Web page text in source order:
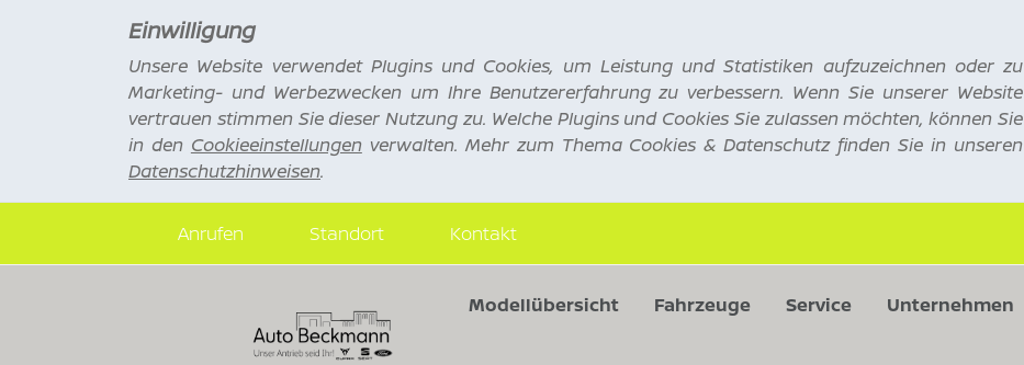
Anrufen Standort Kontakt
Modellübersicht Fahrzeuge Service Unternehmen
Einwilligung
Unsere Website verwendet Plugins und Cookies, um Leistung und Statistiken aufzuzeichnen oder zu
Marketing- und Werbezwecken um Ihre Benutzererfahrung zu verbessern. Wenn Sie unserer Website
vertrauen stimmen Sie dieser Nutzung zu. Welche Plugins und Cookies Sie zulassen möchten, können Sie
in den Cookieeinstellungenverwalten. Mehr zum Thema Cookies & Datenschutz finden Sie in unseren
Datenschutzhinweisen.